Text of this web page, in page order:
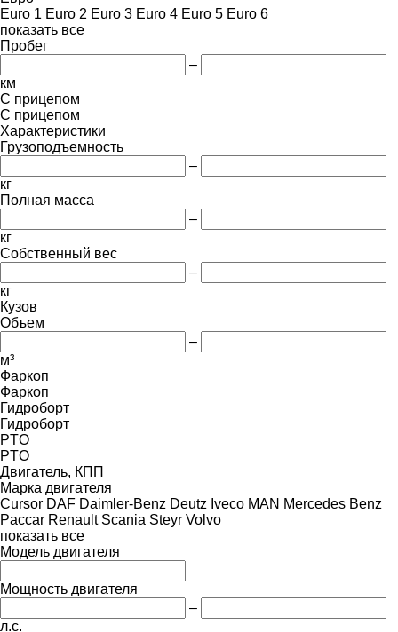
Euro 1 Euro 2 Euro 3 Euro 4 Euro 5 Euro 6
показать все
Пробег
–
км
С прицепом
С прицепом
Характеристики
Грузоподъемность
–
кг
Полная масса
–
кг
Собственный вес
–
кг
Кузов
Объем
–
м³
Фаркоп
Фаркоп
Гидроборт
Гидроборт
PTO
PTO
Двигатель, КПП
Марка двигателя
Cursor DAF Daimler-Benz Deutz Iveco MAN Mercedes Benz
Paccar Renault Scania Steyr Volvo
показать все
Модель двигателя
Мощность двигателя
–
л.с.